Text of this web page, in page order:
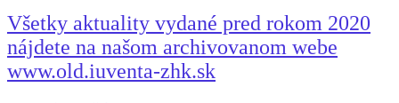
Všetky aktuality vydané pred rokom 2020
nájdete na našom archivovanom webe
www.old.iuventa-zhk.sk